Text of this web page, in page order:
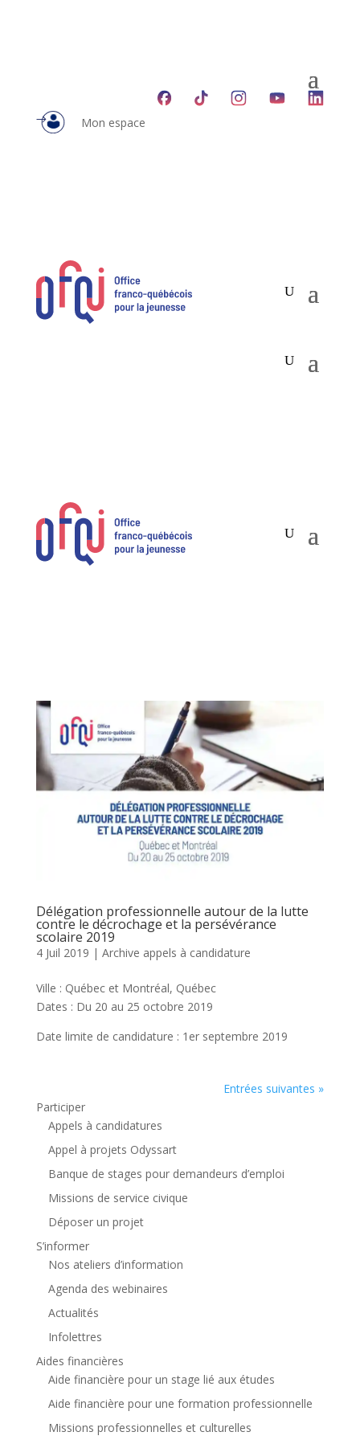
Mon espace
Délégation professionnelle autour de la lutte
contre le décrochage et la persévérance
scolaire 2019
4 Juil 2019 | Archive appels à candidature
Ville : Québec et Montréal, Québec
Dates : Du 20 au 25 octobre 2019
Date limite de candidature : 1er septembre 2019
Entrées suivantes »
Participer
Appels à candidatures
Appel à projets Odyssart
Banque de stages pour demandeurs d’emploi
Missions de service civique
Déposer un projet
S’informer
Nos ateliers d’information
Agenda des webinaires
Actualités
Infolettres
Aides financières
Aide financière pour un stage lié aux études
Aide financière pour une formation professionnelle
Missions professionnelles et culturelles